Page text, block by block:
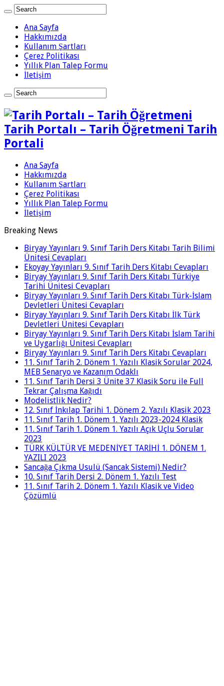
Ana Sayfa
Hakkımızda
Kullanım Şartları
Çerez Politikası
Yıllık Plan Talep Formu
İletişim
Tarih Portalı – Tarih Öğretmeni Tarih
Portali
Ana Sayfa
Hakkımızda
Kullanım Şartları
Çerez Politikası
Yıllık Plan Talep Formu
İletişim
Breaking News
Biryay Yayınları 9. Sınıf Tarih Ders Kitabı Tarih Bilimi
Ünitesi Cevapları
Ekoyay Yayınları 9. Sınıf Tarih Ders Kitabı Cevapları
Biryay Yayınları 9. Sınıf Tarih Ders Kitabı Türkiye
Tarihi Ünitesi Cevapları
Biryay Yayınları 9. Sınıf Tarih Ders Kitabı Türk-İslam
Devletleri Ünitesi Cevapları
Biryay Yayınları 9. Sınıf Tarih Ders Kitabı İlk Türk
Devletleri Ünitesi Cevapları
Biryay Yayınları 9. Sınıf Tarih Ders Kitabı İslam Tarihi
ve Uygarlığı Ünitesi Cevapları
Biryay Yayınları 9. Sınıf Tarih Ders Kitabı Cevapları
11. Sınıf Tarih 2. Dönem 1. Yazılı Klasik Sorular 2024,
MEB Senaryo ve Kazanım Odaklı
11. Sınıf Tarih Dersi 3 Ünite 37 Klasik Soru ile Full
Tekrar Çalışma Kağıdı
Modelistlik Nedir?
12. Sınıf İnkılap Tarihi 1. Dönem 2. Yazılı Klasik 2023
11. Sınıf Tarih 1. Dönem 1. Yazılı 2023-2024 Klasik
11. Sınıf Tarih 1. Dönem 1. Yazılı Açık Uçlu Sorular
2023
TÜRK KÜLTÜR VE MEDENİYET TARİHİ 1. DÖNEM 1.
YAZILI 2023
Sancağa Çıkma Usulü (Sancak Sistemi) Nedir?
10. Sınıf Tarih Dersi 2. Dönem 1. Yazılı Test
11. Sınıf Tarih 2. Dönem 1. Yazılı Klasik ve Video
Çözümlü